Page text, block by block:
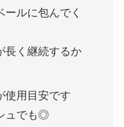
ールに包んでく
長く継続するか
使用目安です
ュでも◎